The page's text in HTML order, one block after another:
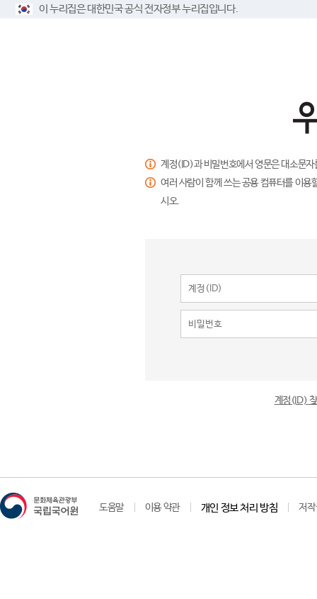
이 누리집은 대한민국 공식 전자정부 누리집입니다.
계정(ID)과 비밀번호에서 영문은 대소문
여러 사람이 함께 쓰는 공용 컴퓨터를 이
시오.
계정(ID)
도움말 이용 약관 개인 정보 처리 방침 저